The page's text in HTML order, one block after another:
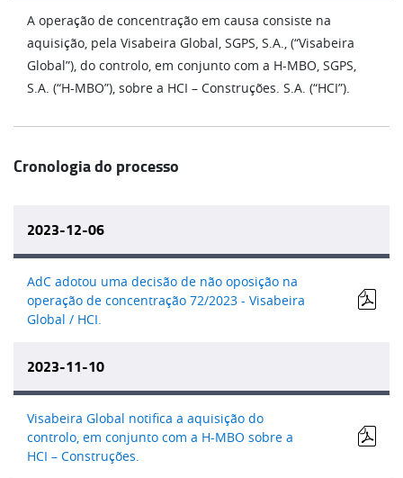
A operação de concentração em causa consiste na
aquisição, pela Visabeira Global, SGPS, S.A., (“Visabeira
Global”), do controlo, em conjunto com a H-MBO, SGPS,
S.A. (“H-MBO”), sobre a HCI – Construções. S.A. (“HCI”).
Cronologia do processo
2023-12-06
AdC adotou uma decisão de não oposição na
operação de concentração 72/2023 - Visabeira
Global / HCI.
2023-11-10
Visabeira Global notifica a aquisição do
controlo, em conjunto com a H-MBO sobre a
HCI – Construções.